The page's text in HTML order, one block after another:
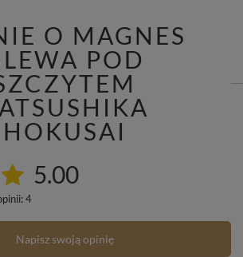
O MAGNES
POD
HOKUSAI
5.00
4
Napisz swoją opinię